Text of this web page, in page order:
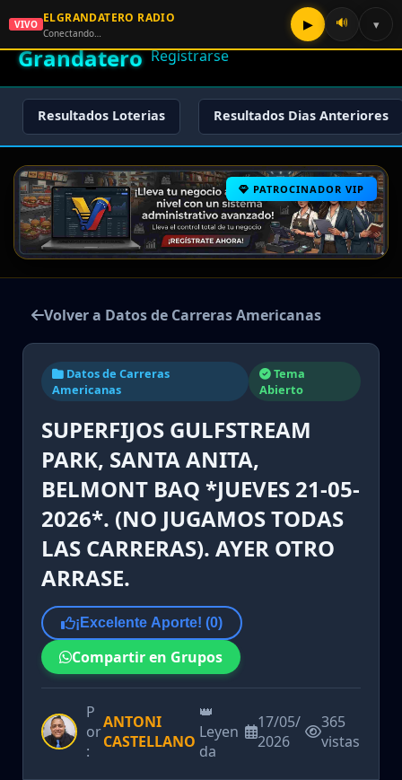
🌟 El
Grandatero
🔑 Iniciar Sesión
📝
Registrarse
Resultados Loterias Resultados Dias Anteriores
PATROCINADOR VIP
Volver a Datos de Carreras Americanas
Datos de Carreras
Americanas
Tema
Abierto
SUPERFIJOS GULFSTREAM
PARK, SANTA ANITA,
BELMONT BAQ *JUEVES 21-05-
2026*. (NO JUGAMOS TODAS
LAS CARRERAS). AYER OTRO
ARRASE.
¡Excelente Aporte! (0)
Compartir en Grupos
P
or
:
ANTONI
CASTELLANO
👑
Leyen
da
17/05/
2026
365
vistas
VIVO ELGRANDATERO RADIO
Conectando…
▶ 🔊 ▾